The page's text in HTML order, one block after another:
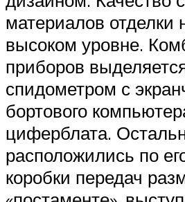
материалов отделки
высоком уровне.
приборов
спидометром с
бортового
циферблата.
расположились по
коробки передач